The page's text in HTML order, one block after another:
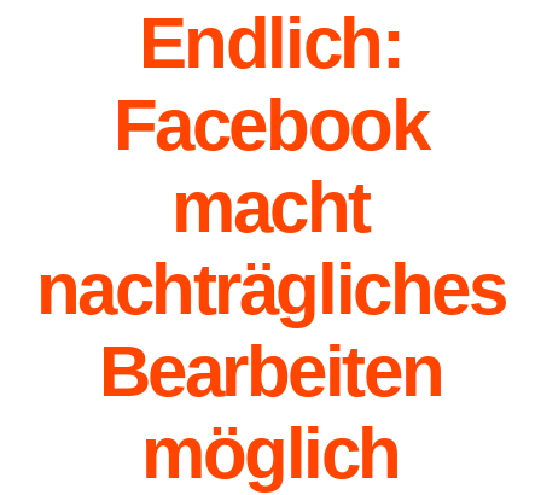
Endlich:
Facebook
macht
nachträgliches
Bearbeiten
möglich